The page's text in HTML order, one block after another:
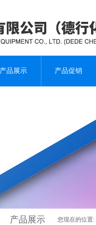
产品展示 产品促销
产品展示 您现在的位置: